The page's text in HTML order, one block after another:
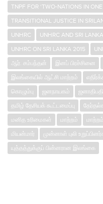
TNPF FOR ‘TWO-NATIONS IN
TRANSITIONAL JUSTICE IN
UNHRC
UNHRC AND SRI LANKA
UNHRC ON SRI LANKA 2015
ஆர். சம்பந்தன்
இனப் பிரச்சினை
இலங்கையில் ஆட்சி மாற்றம்
கொழும்பு
ஜனநாயகம்
தமிழ் தேசியக் கூட்டமைப்பு
மனித உரிமைகள்
மாற்றம்
மியன்மார்
முன்னாள் புலி
யுத்தத்துக்குப் பின்னரான இலங்கை